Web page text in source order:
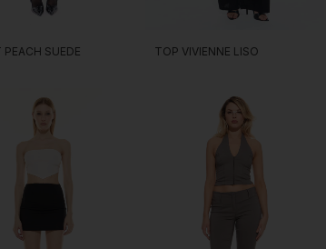
PEACH SUEDE TOP VIVIENNE LISO